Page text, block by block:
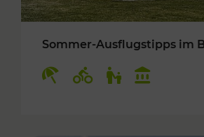
Sommer-Ausflugstipps im